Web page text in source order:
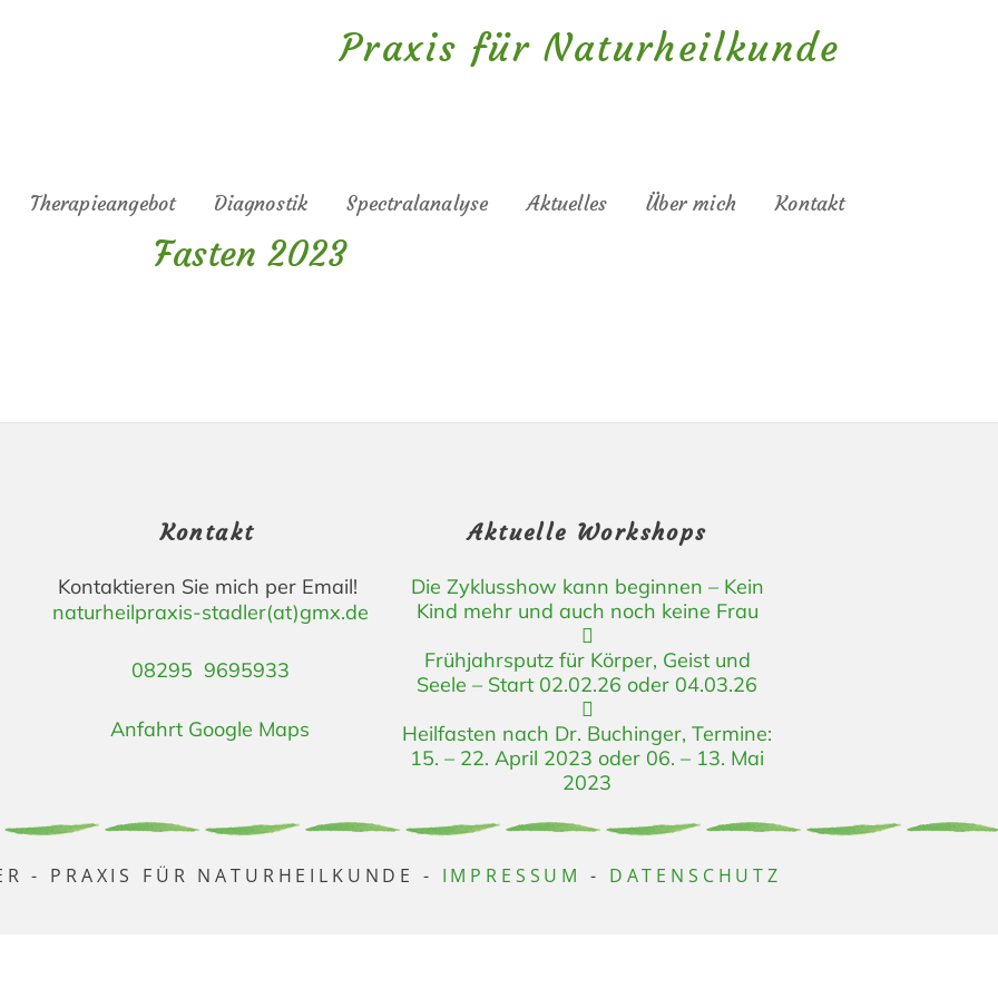
Praxis für Naturheilkunde
Therapieangebot Diagnostik Spectralanalyse Aktuelles Über mich Kontakt
Fasten 2023
Kontakt
Kontaktieren Sie mich per Email!
naturheilpraxis-stadler(at)gmx.de
08295 9695933
Anfahrt Google Maps
Aktuelle Workshops
Die Zyklusshow kann beginnen – Kein
Kind mehr und auch noch keine Frau
Frühjahrsputz für Körper, Geist und
Seele – Start 02.02.26 oder 04.03.26
Heilfasten nach Dr. Buchinger, Termine:
15. – 22. April 2023 oder 06. – 13. Mai
2023
- PRAXIS FÜR NATURHEILKUNDE - IMPRESSUM - DATENSCHUTZ